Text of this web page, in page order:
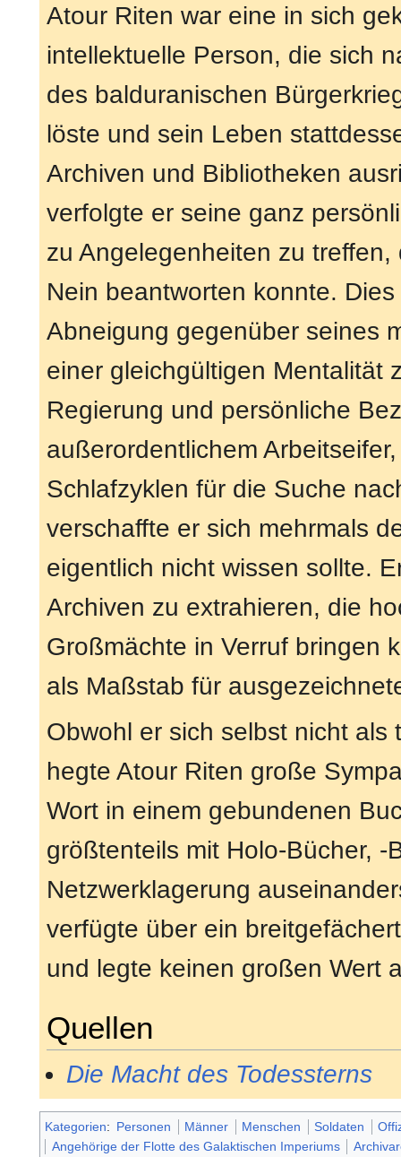
Atour Riten war eine in sich
intellektuelle Person, die sich
des balduranischen
löste und sein Leben
Archiven und Bibliotheken
verfolgte er seine ganz
zu Angelegenheiten zu
Nein beantworten konnte.
Abneigung gegenüber seines
einer gleichgültigen Mentalität
Regierung und persönliche
außerordentlichem
Schlafzyklen für die Suche
verschaffte er sich mehrmals
eigentlich nicht wissen sollte.
Archiven zu extrahieren, die
Großmächte in Verruf bringen
als Maßstab für
Obwohl er sich selbst nicht
hegte Atour Riten große
Wort in einem gebundenen
größtenteils mit Holo-Bücher,
Netzwerklagerung
verfügte über ein
und legte keinen großen Wert
Quellen
Die Macht des Todessterns
Kategorien: Personen Männer Menschen Soldaten
Angehörige der Flotte des Galaktischen Imperiums